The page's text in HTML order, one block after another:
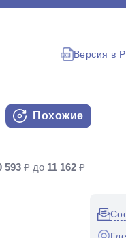
Версия в
Похожие
593 ₽ до 11 162 ₽